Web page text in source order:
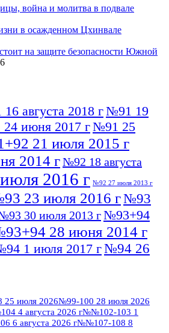
война и молитва в подвале
в осажденном Цхинвале
на защите безопасности Южной
августа 2018 г№91 19
июня 2017 г№91 25
21 июля 2015 г
2014 г№92 18 августа
2016 г №92 27 июля 2013 г
23 июля 2016 г№93
30 июля 2013 г№93+94
28 июня 2014 г
1 июля 2017 г№94 26
г
г №95+96 3 августа
2017 г№96 9 августа
25 июля 2026№99-100 28 июля 2026
4 августа 2026 г№№102-103 1
6 августа 2026 г№№107-108 8